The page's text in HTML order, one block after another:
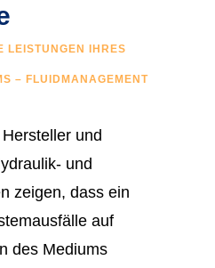
LEISTUNGEN IHRES
– FLUIDMANAGEMENT
und
und
zeigen, dass ein
auf
des Mediums